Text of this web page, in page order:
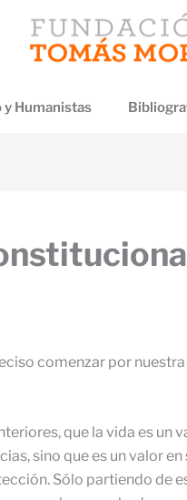
y Humanistas
comenzar por
que la vida es
sino que es un valor
Sólo partiendo de